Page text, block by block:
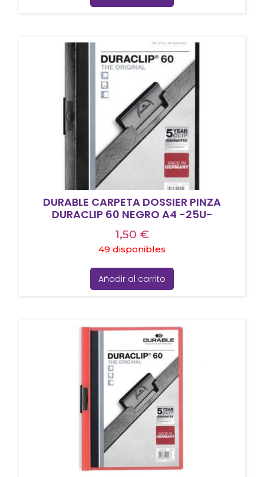
DURABLE CARPETA DOSSIER PINZA
DURACLIP 60 NEGRO A4 -25U-
1,50 €
49 disponibles
Añadir al carrito